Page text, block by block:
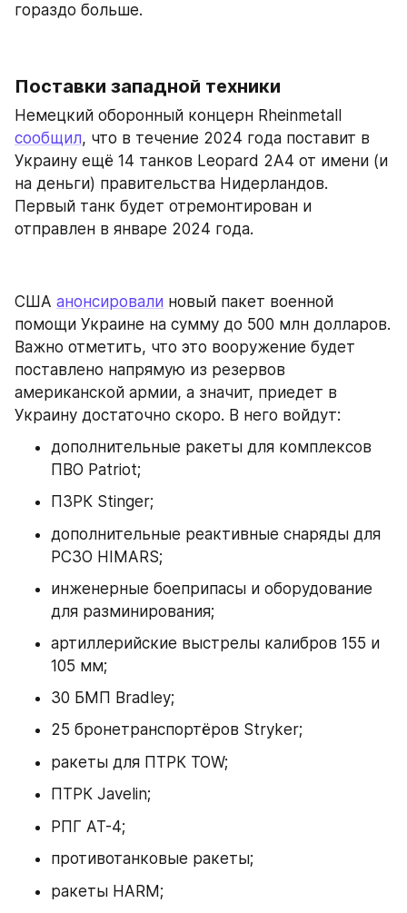
гораздо больше.
Поставки западной техники
сообщил, что в течение 2024 года поставит в
Украину ещё 14 танков Leopard 2A4 от имени (и
на деньги) правительства Нидерландов.
Первый танк будет отремонтирован и
отправлен в январе 2024 года.
США анонсировали новый пакет военной
помощи Украине на сумму до 500 млн долларов.
Важно отметить, что это вооружение будет
поставлено напрямую из резервов
американской армии, а значит, приедет в
Украину достаточно скоро. В него войдут:
дополнительные ракеты для комплексов
ПВО Patriot;
ПЗРК Stinger;
дополнительные реактивные снаряды для
РСЗО HIMARS;
инженерные боеприпасы и оборудование
для разминирования;
артиллерийские выстрелы калибров 155 и
105 мм;
30 БМП Bradley;
25 бронетранспортёров Stryker;
ракеты для ПТРК TOW;
ПТРК Javelin;
РПГ AT-4;
противотанковые ракеты;
ракеты HARM;